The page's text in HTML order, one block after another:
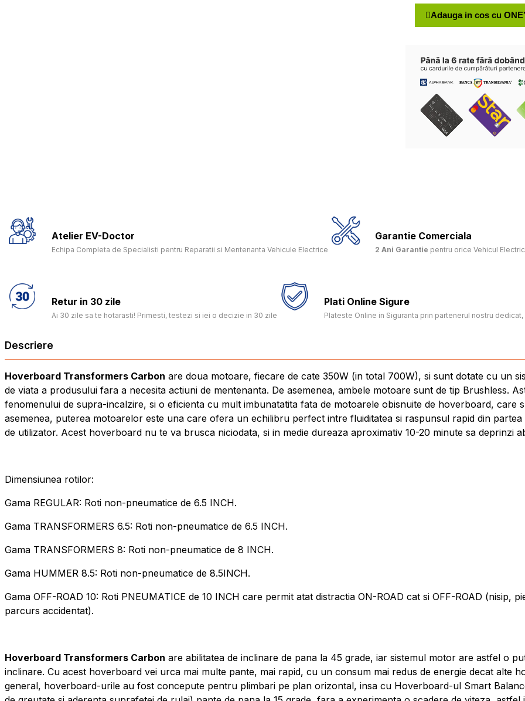
Adauga in cos cu
Atelier EV-Doctor
Echipa Completa de Specialisti pentru Reparatii si Mentenanta Vehicule Electrice
Garantie Comerciala
2 Ani Garantie pentru orice Vehicul
Retur in 30 zile
Ai 30 zile sa te hotarasti! Primesti, testezi si iei o decizie in 30 zile
Plati Online Sigure
Plateste Online in Siguranta prin partenerul nostru
Descriere
Hoverboard Transformers Carbon are doua motoare, fiecare de cate 350W (in total 700W), si sunt dotate cu un
de viata a produsului fara a necesita actiuni de mentenanta. De asemenea, ambele motoare sunt de tip Brushless.
fenomenului de supra-incalzire, si o eficienta cu mult imbunatatita fata de motoarele obisnuite de hoverboard, care
asemenea, puterea motoarelor este una care ofera un echilibru perfect intre fluiditatea si raspunsul rapid din
de utilizator. Acest hoverboard nu te va brusca niciodata, si in medie dureaza aproximativ 10-20 minute sa deprinzi
Dimensiunea rotilor:
Gama REGULAR: Roti non-pneumatice de 6.5 INCH.
Gama TRANSFORMERS 6.5: Roti non-pneumatice de 6.5 INCH.
Gama TRANSFORMERS 8: Roti non-pneumatice de 8 INCH.
Gama HUMMER 8.5: Roti non-pneumatice de 8.5INCH.
Gama OFF-ROAD 10: Roti PNEUMATICE de 10 INCH care permit atat distractia ON-ROAD cat si OFF-ROAD (nisip,
parcurs accidentat).
Hoverboard Transformers Carbon are abilitatea de inclinare de pana la 45 grade, iar sistemul motor are astfel o
inclinare. Cu acest hoverboard vei urca mai multe pante, mai rapid, cu un consum mai redus de energie decat alte
general, hoverboard-urile au fost concepute pentru plimbari pe plan orizontal, insa cu Hoverboard-ul Smart